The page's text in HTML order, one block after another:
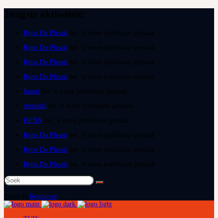
Ryno Du Plessis
Ryno Du Plessis
Ryno Du Plessis
Ryno Du Plessis
Juanri
Amanda
HENN
Ryno Du Plessis
Ryno Du Plessis
Ryno Du Plessis
Soek
na:
Registreer